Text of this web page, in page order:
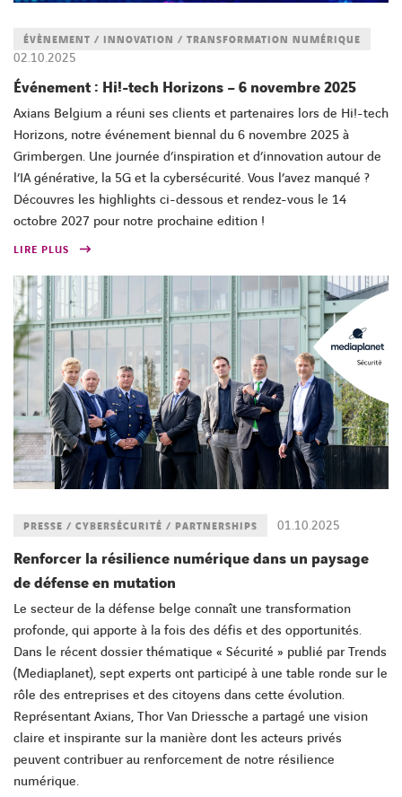
FACEBOOK
TWITTERLINKEDINYOUTUBE
02.10.2025
ÉVÈNEMENT / INNOVATION / TRANSFORMATION NUMÉRIQUE
Événement : Hi!-tech Horizons – 6 novembre 2025
Axians Belgium a réuni ses clients et partenaires lors de Hi!-tech
Horizons, notre événement biennal du 6 novembre 2025 à
Grimbergen. Une journée d’inspiration et d’innovation autour de
l’IA générative, la 5G et la cybersécurité. Vous l’avez manqué ?
Découvres les highlights ci-dessous et rendez-vous le 14
octobre 2027 pour notre prochaine edition !
LIRE PLUS
01.10.2025
PRESSE / CYBERSÉCURITÉ / PARTNERSHIPS
Renforcer la résilience numérique dans un paysage
de défense en mutation
Le secteur de la défense belge connaît une transformation
profonde, qui apporte à la fois des défis et des opportunités.
Dans le récent dossier thématique « Sécurité » publié par Trends
(Mediaplanet), sept experts ont participé à une table ronde sur le
rôle des entreprises et des citoyens dans cette évolution.
Représentant Axians, Thor Van Driessche a partagé une vision
claire et inspirante sur la manière dont les acteurs privés
peuvent contribuer au renforcement de notre résilience
numérique.